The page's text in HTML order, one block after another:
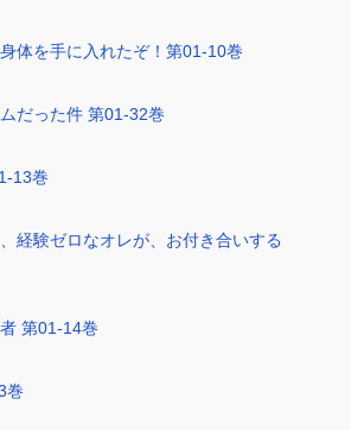
体を手に入れたぞ！第01-10巻
だった件 第01-32巻
13巻
経験ゼロなオレが、お付き合いする
第01-14巻
巻